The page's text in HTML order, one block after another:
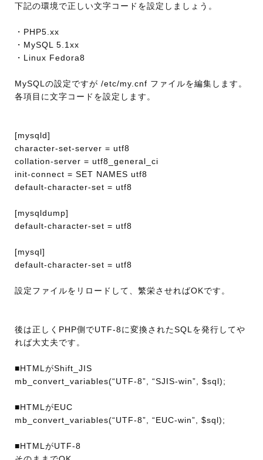
下記の環境で正しい文字コードを設定しましょう。
・PHP5.xx
・MySQL 5.1xx
・Linux Fedora8
MySQLの設定ですが /etc/my.cnf ファイルを編集します。
各項目に文字コードを設定します。
[mysqld]
character-set-server = utf8
collation-server = utf8_general_ci
init-connect = SET NAMES utf8
default-character-set = utf8
[mysqldump]
default-character-set = utf8
[mysql]
default-character-set = utf8
設定ファイルをリロードして、繁栄させればOKです。
後は正しくPHP側でUTF-8に変換されたSQLを発行してや
れば大丈夫です。
■HTMLがShift_JIS
mb_convert_variables(“UTF-8”, “SJIS-win”, $sql);
■HTMLがEUC
mb_convert_variables(“UTF-8”, “EUC-win”, $sql);
■HTMLがUTF-8